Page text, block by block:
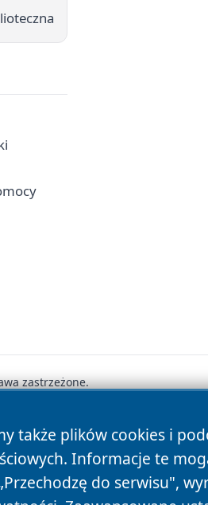
także plików cookies i
Informacje te
do serwisu",
zastrzeżone.
Cookies